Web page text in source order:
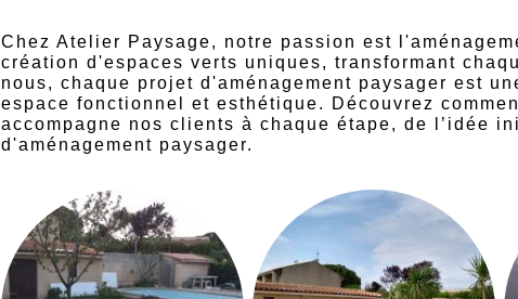
Chez Atelier Paysage, notre passion est l'
création d'espaces verts uniques, transformant
nous, chaque projet d'aménagement paysager est
espace fonctionnel et esthétique. Découvrez
accompagne nos clients à chaque étape, de l’idée
d'aménagement paysager.